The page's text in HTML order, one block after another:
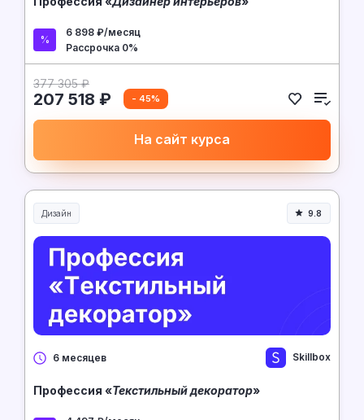
6 898 ₽/месяц
Рассрочка 0%
377 305 ₽
207 518 ₽ - 45%
На сайт курса
Дизайн 9.8
6 месяцев Skillbox
Профессия «Текстильный декоратор»